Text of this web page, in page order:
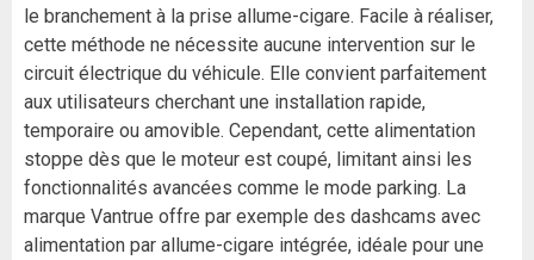
le branchement à la prise allume-cigare. Facile à réaliser,
cette méthode ne nécessite aucune intervention sur le
circuit électrique du véhicule. Elle convient parfaitement
aux utilisateurs cherchant une installation rapide,
temporaire ou amovible. Cependant, cette alimentation
stoppe dès que le moteur est coupé, limitant ainsi les
fonctionnalités avancées comme le mode parking. La
marque Vantrue offre par exemple des dashcams avec
alimentation par allume-cigare intégrée, idéale pour une